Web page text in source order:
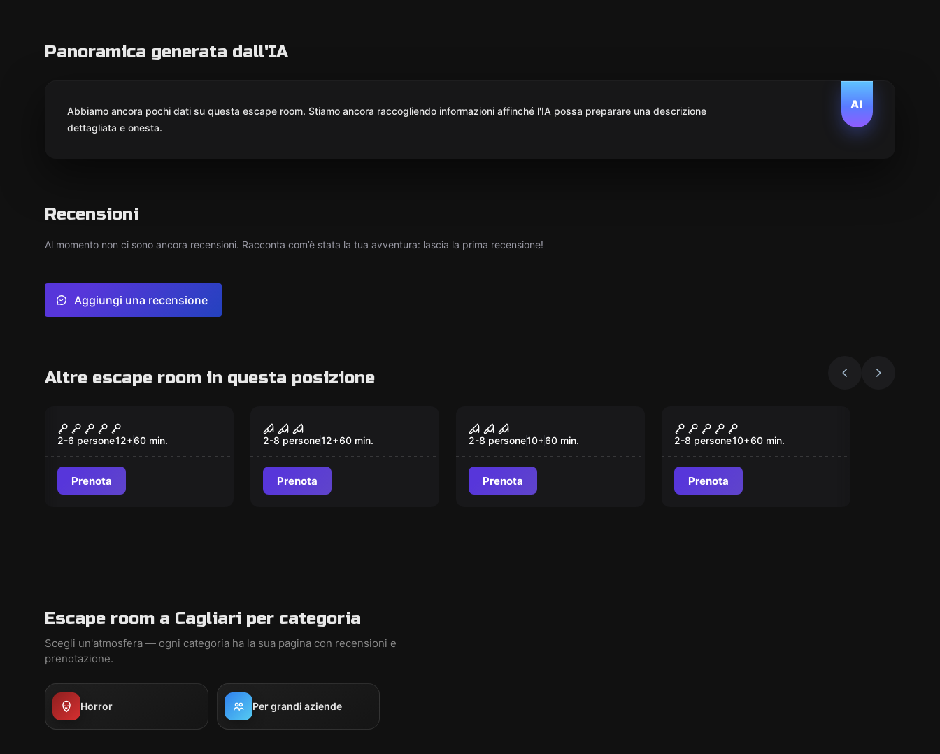
Panoramica generata dall'IA
AI
Abbiamo ancora pochi dati su questa escape room. Stiamo ancora raccogliendo informazioni affinché l'IA possa preparare una descrizione
dettagliata e onesta.
Recensioni
Al momento non ci sono ancora recensioni. Racconta com’è stata la tua avventura: lascia la prima recensione!
Aggiungi una recensione
Altre escape room in questa posizione
Fuga da Alcatraz
2-6 persone12+60 min.
Prenota
Area 51
2-8 persone12+60 min.
Prenota
Stranger Room
2-8 persone10+60 min.
Prenota
Rapina al Caveau
2-8 persone10+60 min.
Prenota
Escape room a Cagliari per categoria
Scegli un'atmosfera — ogni categoria ha la sua pagina con recensioni e
prenotazione.
Horror Per grandi aziende